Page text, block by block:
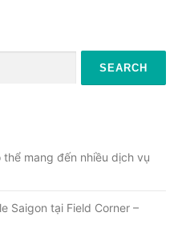
mang đến nhiều dịch vụ
Saigon tại Field Corner –